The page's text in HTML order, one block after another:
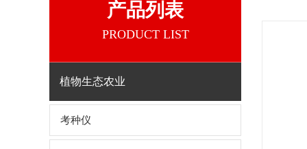
产品列表
PRODUCT LIST
植物生态农业
考种仪